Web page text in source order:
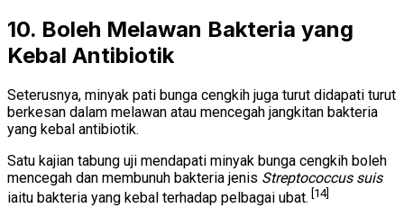
10. Boleh Melawan Bakteria yang
Kebal Antibiotik
Seterusnya, minyak pati bunga cengkih juga turut didapati turut
berkesan dalam melawan atau mencegah jangkitan bakteria
yang kebal antibiotik.
Satu kajian tabung uji mendapati minyak bunga cengkih boleh
mencegah dan membunuh bakteria jenis Streptococcus suis
iaitu bakteria yang kebal terhadap pelbagai ubat. [14]